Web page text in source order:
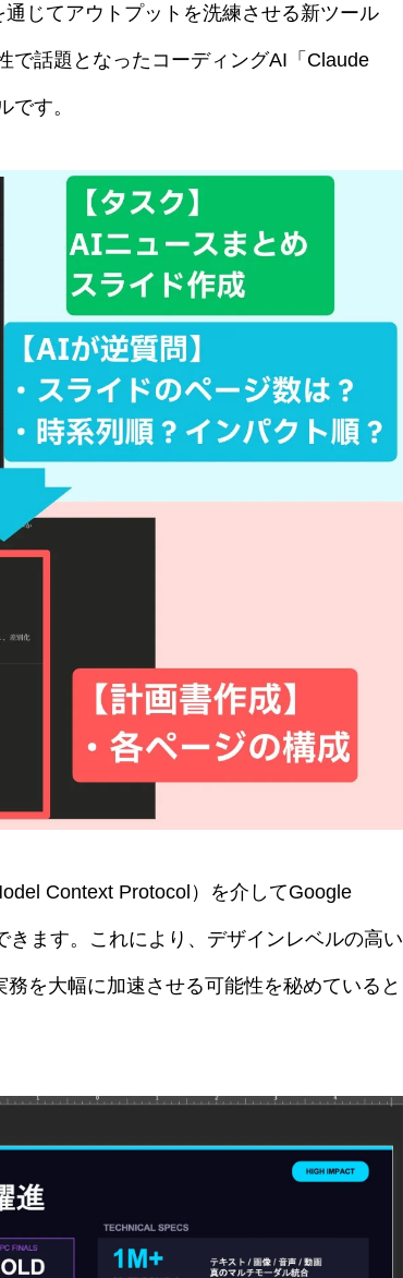
じてアウトプットを洗練させる新ツール
で話題となったコーディングAI「Claude
です。
Context Protocol）を介してGoogle
ます。これにより、デザインレベルの高い
を大幅に加速させる可能性を秘めていると